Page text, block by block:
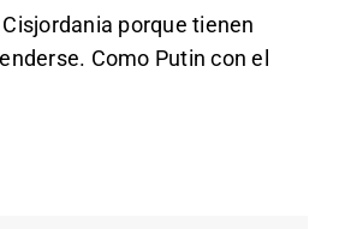
porque tienen
Como Putin con el